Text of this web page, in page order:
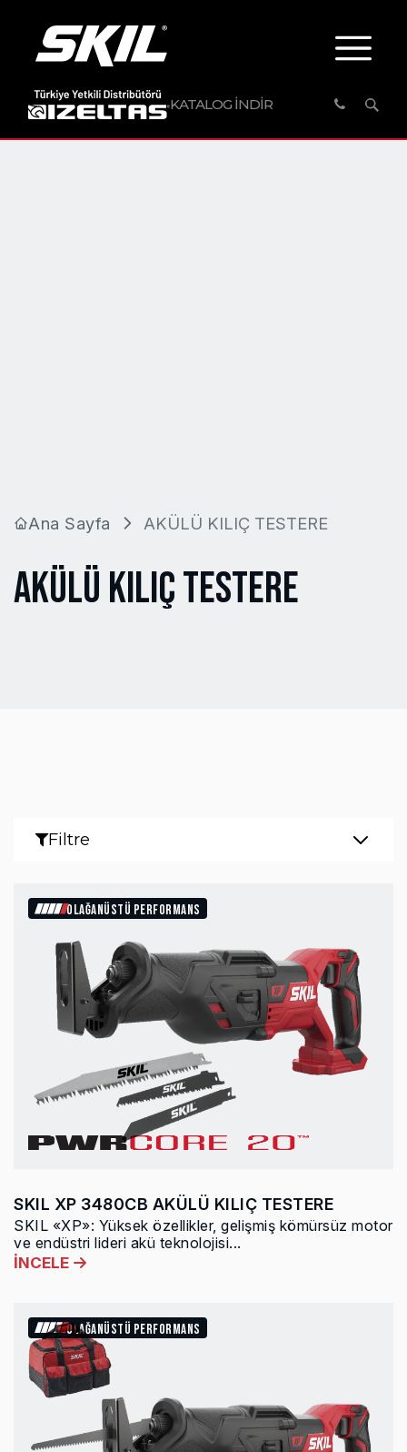
KATALOG İNDİR
Ana Sayfa AKÜLÜ KILIÇ TESTERE
AKÜLÜ KILIÇ TESTERE
Filtre
OLAĞANÜSTÜ PERFORMANS
SKIL XP 3480CB AKÜLÜ KILIÇ TESTERE
SKIL «XP»: Yüksek özellikler, gelişmiş kömürsüz motor
ve endüstri lideri akü teknolojisi...
İNCELE
OLAĞANÜSTÜ PERFORMANS